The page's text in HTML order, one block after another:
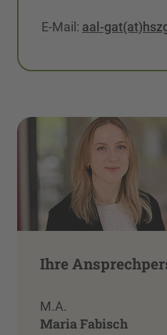
E-Mail: aal-
Ihre
M.A.
Maria Fabisch